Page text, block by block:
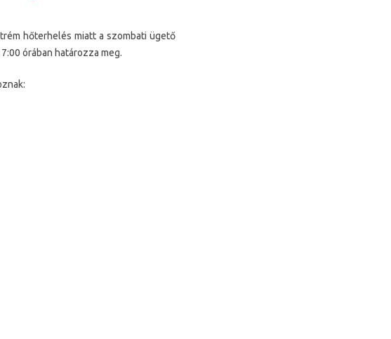
hőterhelés miatt a szombati ügető
órában határozza meg.